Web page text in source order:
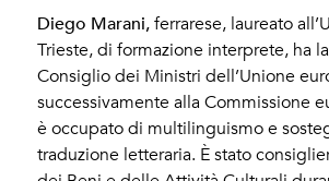
Diego Marani,ferrarese, laureato
Trieste, di formazione interprete, ha
Consiglio dei Ministri dell’Unione
successivamente alla Commissione
è occupato di multilinguismo e
traduzione letteraria. È stato